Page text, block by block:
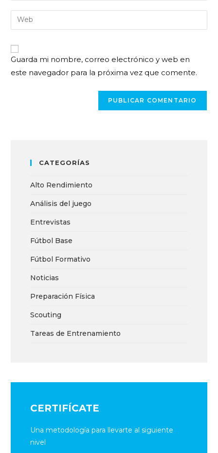
Guarda mi nombre, correo electrónico y web en
este navegador para la próxima vez que comente.
CATEGORÍAS
Alto Rendimiento
Análisis del juego
Entrevistas
Fútbol Base
Fútbol Formativo
Noticias
Preparación Física
Scouting
Tareas de Entrenamiento
CERTIFÍCATE
Una metodología para llevarte al siguiente
nivel